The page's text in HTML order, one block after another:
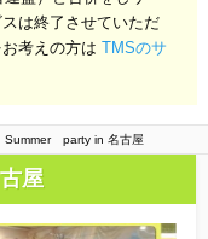
は終了させていただ
お考えの方はTMSのサ
Summer party in 名古屋
屋